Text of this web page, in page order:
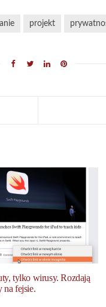
projekt
tylko wirusy. Rozdają
na fejsie.